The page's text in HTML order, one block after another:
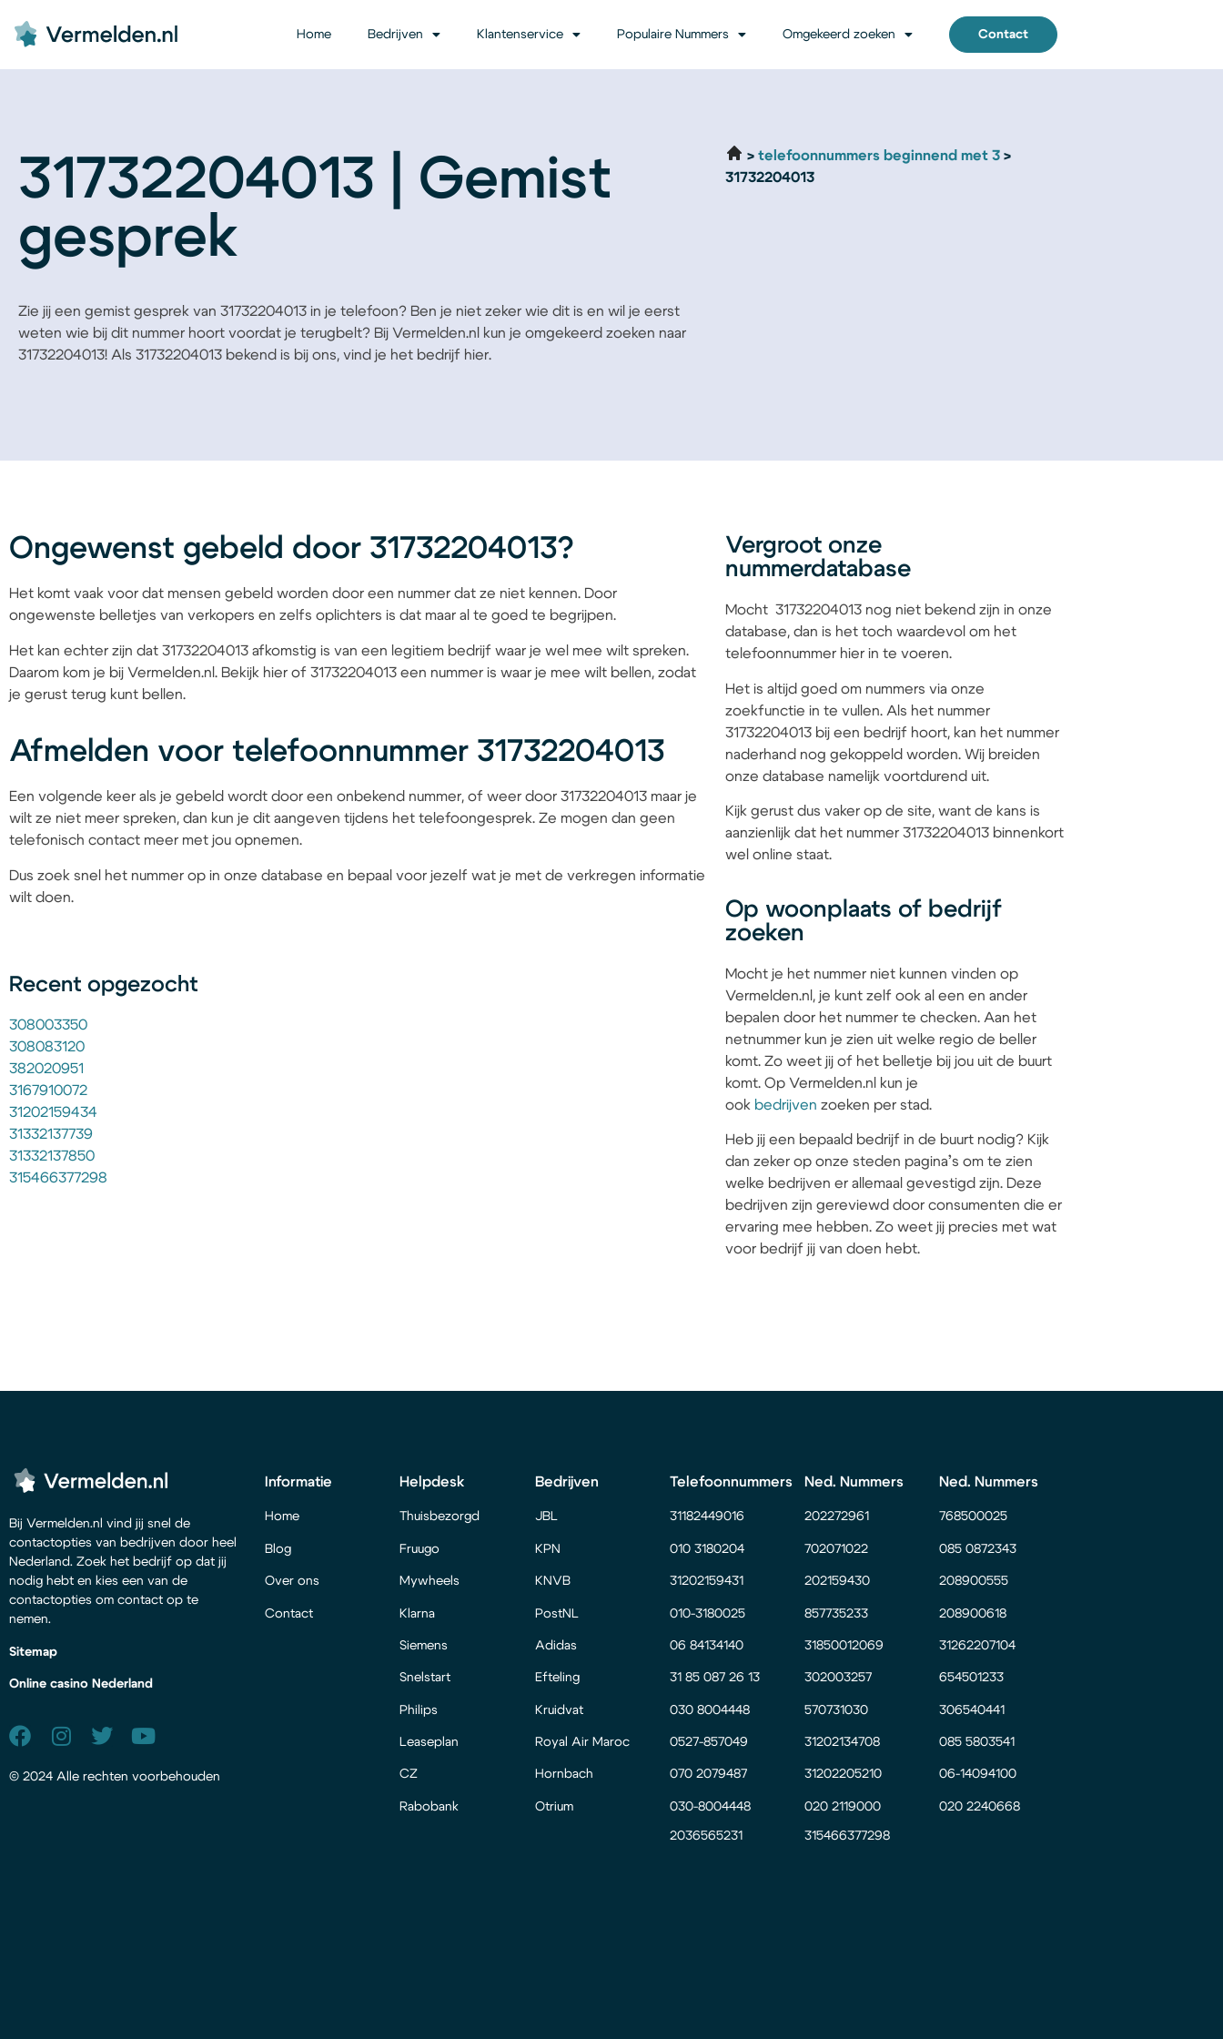
Home Bedrijven Klantenservice Populaire Nummers Omgekeerd zoeken Contact
31732204013 | Gemist
gesprek
Zie jij een gemist gesprek van 31732204013 in je telefoon? Ben je niet zeker wie dit is en wil je eerst
weten wie bij dit nummer hoort voordat je terugbelt? Bij Vermelden.nl kun je omgekeerd zoeken naar
31732204013! Als 31732204013 bekend is bij ons, vind je het bedrijf hier.
telefoonnummers beginnend met 3
31732204013
Ongewenst gebeld door 31732204013?
Het komt vaak voor dat mensen gebeld worden door een nummer dat ze niet kennen. Door
ongewenste belletjes van verkopers en zelfs oplichters is dat maar al te goed te begrijpen.
Het kan echter zijn dat 31732204013 afkomstig is van een legitiem bedrijf waar je wel mee wilt spreken.
Daarom kom je bij Vermelden.nl. Bekijk hier of 31732204013 een nummer is waar je mee wilt bellen, zodat
je gerust terug kunt bellen.
Afmelden voor telefoonnummer 31732204013
Een volgende keer als je gebeld wordt door een onbekend nummer, of weer door 31732204013 maar je
wilt ze niet meer spreken, dan kun je dit aangeven tijdens het telefoongesprek. Ze mogen dan geen
telefonisch contact meer met jou opnemen.
Dus zoek snel het nummer op in onze database en bepaal voor jezelf wat je met de verkregen informatie
wilt doen.
Recent opgezocht
308003350
308083120
382020951
3167910072
31202159434
31332137739
31332137850
315466377298
Vergroot onze
nummerdatabase
Mocht 31732204013 nog niet bekend zijn in onze
database, dan is het toch waardevol om het
telefoonnummer hier in te voeren.
Het is altijd goed om nummers via onze
zoekfunctie in te vullen. Als het nummer
31732204013 bij een bedrijf hoort, kan het nummer
naderhand nog gekoppeld worden. Wij breiden
onze database namelijk voortdurend uit.
Kijk gerust dus vaker op de site, want de kans is
aanzienlijk dat het nummer 31732204013 binnenkort
wel online staat.
Op woonplaats of bedrijf
zoeken
Mocht je het nummer niet kunnen vinden op
Vermelden.nl, je kunt zelf ook al een en ander
bepalen door het nummer te checken. Aan het
netnummer kun je zien uit welke regio de beller
komt. Zo weet jij of het belletje bij jou uit de buurt
komt. Op Vermelden.nl kun je
ook bedrijven zoeken per stad.
Heb jij een bepaald bedrijf in de buurt nodig? Kijk
dan zeker op onze steden pagina’s om te zien
welke bedrijven er allemaal gevestigd zijn. Deze
bedrijven zijn gereviewd door consumenten die er
ervaring mee hebben. Zo weet jij precies met wat
voor bedrijf jij van doen hebt.
Bij Vermelden.nl vind jij snel de
contactopties van bedrijven door heel
Nederland. Zoek het bedrijf op dat jij
nodig hebt en kies een van de
contactopties om contact op te
nemen.
Sitemap
Online casino Nederland
© 2024 Alle rechten voorbehouden
Informatie
Home
Blog
Over ons
Contact
Helpdesk
Thuisbezorgd
Fruugo
Mywheels
Klarna
Siemens
Snelstart
Philips
Leaseplan
CZ
Rabobank
Bedrijven
JBL
KPN
KNVB
PostNL
Adidas
Efteling
Kruidvat
Royal Air Maroc
Hornbach
Otrium
Telefoonnummers
31182449016
010 3180204
31202159431
010-3180025
06 84134140
31 85 087 26 13
030 8004448
0527-857049
070 2079487
030-8004448
2036565231
Ned. Nummers
202272961
702071022
202159430
857735233
31850012069
302003257
570731030
31202134708
31202205210
020 2119000
315466377298
Ned. Nummers
768500025
085 0872343
208900555
208900618
31262207104
654501233
306540441
085 5803541
06-14094100
020 2240668